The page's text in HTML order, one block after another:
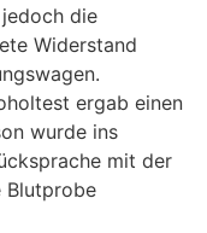
die
Widerstand
ergab einen
wurde ins
mit der
Blutprobe